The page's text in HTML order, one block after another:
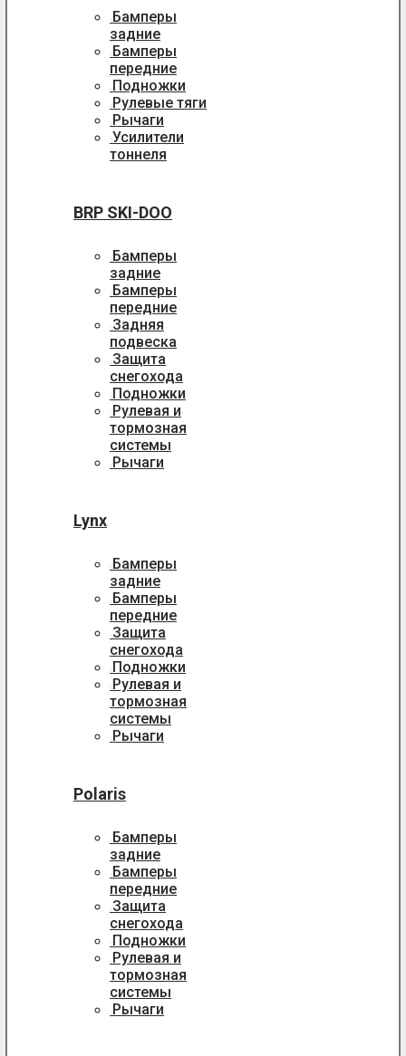
Бамперы
задние
Бамперы
передние
Подножки
Рулевые тяги
Рычаги
Усилители
тоннеля
BRP SKI-DOO
Бамперы
задние
Бамперы
передние
Задняя
подвеска
Защита
снегохода
Подножки
Рулевая и
тормозная
системы
Рычаги
Lynx
Бамперы
задние
Бамперы
передние
Защита
снегохода
Подножки
Рулевая и
тормозная
системы
Рычаги
Polaris
Бамперы
задние
Бамперы
передние
Защита
снегохода
Подножки
Рулевая и
тормозная
системы
Рычаги